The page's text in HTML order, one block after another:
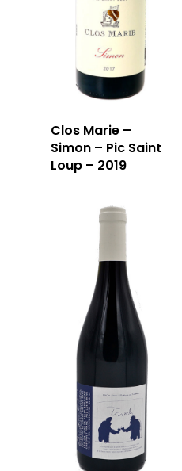
Clos Marie –
Simon – Pic Saint
Loup – 2019